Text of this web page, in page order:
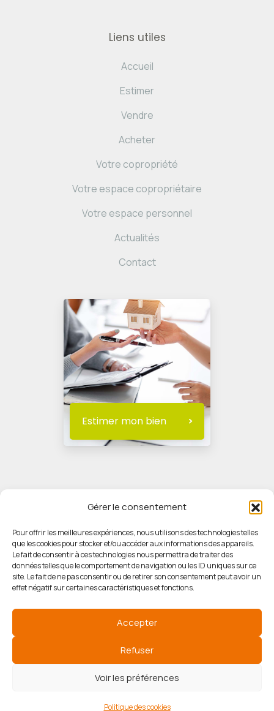
Gérer le consentement
Pour offrir les meilleures expériences, nous utilisons des technologies telles
que les cookies pour stocker et/ou accéder aux informations des appareils.
Le fait de consentir à ces technologies nous permettra de traiter des
données telles que le comportement de navigation ou les ID uniques sur ce
site. Le fait de ne pas consentir ou de retirer son consentement peut avoir un
effet négatif sur certaines caractéristiques et fonctions.
Accepter
Refuser
Voir les préférences
Politique des cookies
Liens utiles
Accueil
Estimer
Vendre
Acheter
Votre copropriété
Votre espace copropriétaire
Votre espace personnel
Actualités
Contact
Estimer mon bien
© HORIZON IMMOBILIER
Mentions légales
Politique des cookies